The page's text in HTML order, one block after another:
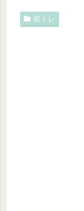
筋トレ